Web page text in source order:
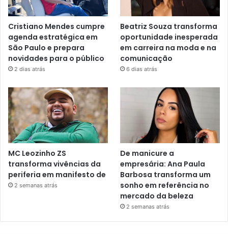
Cristiano Mendes cumpre
agenda estratégica em
São Paulo e prepara
novidades para o público
2 dias atrás
Beatriz Souza transforma
oportunidade inesperada
em carreira na moda e na
comunicação
6 dias atrás
MC Leozinho ZS
transforma vivências da
periferia em manifesto de
2 semanas atrás
De manicure a
empresária: Ana Paula
Barbosa transforma um
sonho em referência no
mercado da beleza
2 semanas atrás